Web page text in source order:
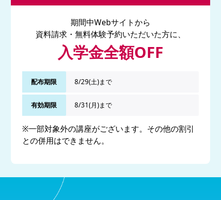
期間中Webサイトから
資料請求・無料体験予約いただいた方に、
入学金全額OFF
配布期限 8/29(土)まで
有効期限 8/31(月)まで
※一部対象外の講座がございます。その他の割引
との併用はできません。